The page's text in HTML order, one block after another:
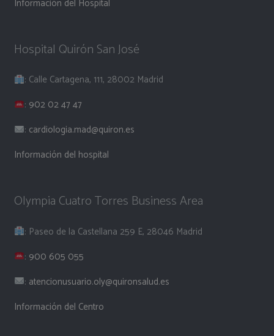
Información del Hospital
Hospital Quirón San José
: Calle Cartagena, 111, 28002 Madrid
: 902 02 47 47
: cardiologia.mad@quiron.es
Información del hospital
Olympia Cuatro Torres Business Area
: Paseo de la Castellana 259 E, 28046 Madrid
: 900 605 055
: atencionusuario.oly@quironsalud.es
Información del Centro